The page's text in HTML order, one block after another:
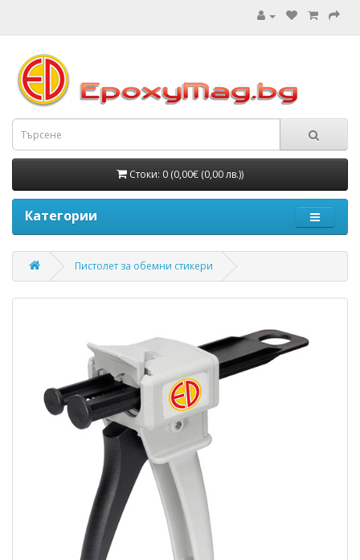
Стоки: 0 (0,00€ (0,00 лв.))
Категории
Пистолет за обемни стикери